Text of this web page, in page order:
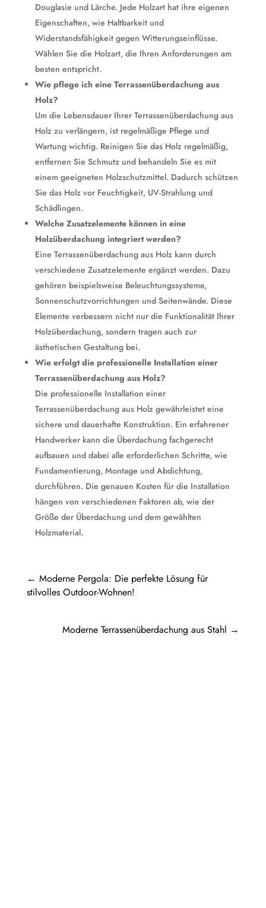
Douglasie und Lärche. Jede Holzart hat ihre eigenen
Eigenschaften, wie Haltbarkeit und
Widerstandsfähigkeit gegen Witterungseinflüsse.
Wählen Sie die Holzart, die Ihren Anforderungen am
besten entspricht.
Wie pflege ich eine Terrassenüberdachung aus
Holz?
Um die Lebensdauer Ihrer Terrassenüberdachung aus
Holz zu verlängern, ist regelmäßige Pflege und
Wartung wichtig. Reinigen Sie das Holz regelmäßig,
entfernen Sie Schmutz und behandeln Sie es mit
einem geeigneten Holzschutzmittel. Dadurch schützen
Sie das Holz vor Feuchtigkeit, UV-Strahlung und
Schädlingen.
Welche Zusatzelemente können in eine
Holzüberdachung integriert werden?
Eine Terrassenüberdachung aus Holz kann durch
verschiedene Zusatzelemente ergänzt werden. Dazu
gehören beispielsweise Beleuchtungssysteme,
Sonnenschutzvorrichtungen und Seitenwände. Diese
Elemente verbessern nicht nur die Funktionalität Ihrer
Holzüberdachung, sondern tragen auch zur
ästhetischen Gestaltung bei.
Wie erfolgt die professionelle Installation einer
Terrassenüberdachung aus Holz?
Die professionelle Installation einer
Terrassenüberdachung aus Holz gewährleistet eine
sichere und dauerhafte Konstruktion. Ein erfahrener
Handwerker kann die Überdachung fachgerecht
aufbauen und dabei alle erforderlichen Schritte, wie
Fundamentierung, Montage und Abdichtung,
durchführen. Die genauen Kosten für die Installation
hängen von verschiedenen Faktoren ab, wie der
Größe der Überdachung und dem gewählten
Holzmaterial.
← Moderne Pergola: Die perfekte Lösung für
stilvolles Outdoor-Wohnen!
Moderne Terrassenüberdachung aus Stahl →